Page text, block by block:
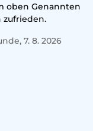
oben Genannten
7. 8. 2026